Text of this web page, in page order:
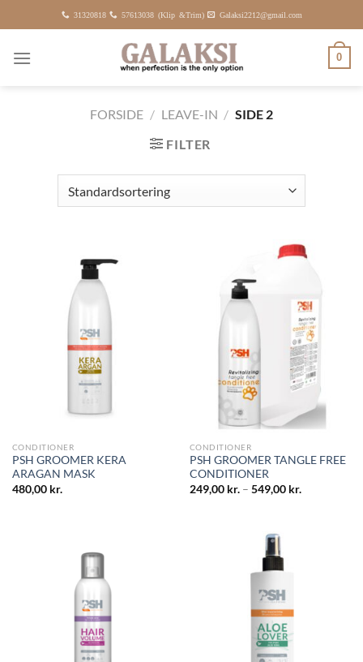
til
indhold
31320818 57613038 (Klip &Trim) Galaksi2212@gmail.com
0
FORSIDE / LEAVE-IN / SIDE 2
FILTER
CONDITIONER
PSH GROOMER KERA
ARAGAN MASK
480,00 kr.
CONDITIONER
PSH GROOMER TANGLE FREE
CONDITIONER
249,00 kr.– 549,00 kr.